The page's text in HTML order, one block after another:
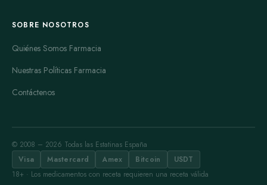
SOBRE NOSOTROS
Quiénes Somos Farmacia
Nuestras Políticas Farmacia
Contáctenos
© 2008 – 2026 Todas las Estatinas España
Visa
Mastercard Amex Bitcoin
USDT
18+ · Los medicamentos con receta requieren una receta válida